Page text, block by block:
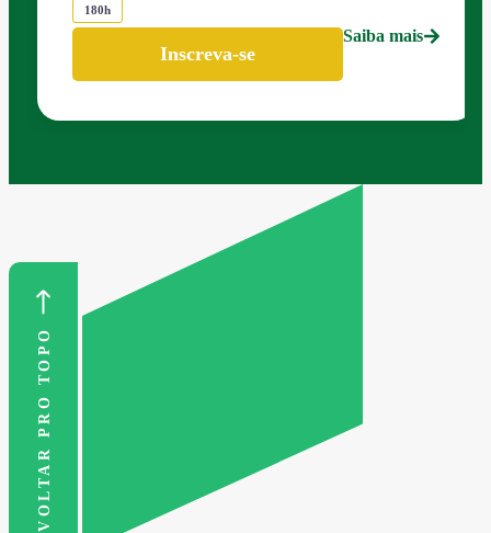
180h
Inscreva-se
Saiba mais
VOLTAR PRO TOPO